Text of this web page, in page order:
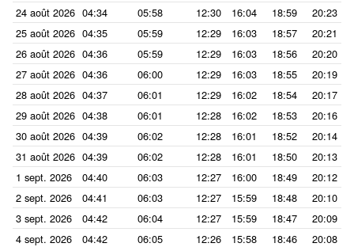
24 août 2026 04:34 05:58 12:30 16:04 18:59
20:23
25 août 2026 04:35 05:59 12:29 16:03 18:57
20:21
26 août 2026 04:36 05:59 12:29 16:03 18:56
20:20
27 août 2026 04:36 06:00 12:29 16:03 18:55
20:19
28 août 2026 04:37 06:01 12:29 16:02 18:54
20:17
29 août 2026 04:38 06:01 12:28 16:02 18:53
20:16
30 août 2026 04:39 06:02 12:28 16:01 18:52
20:14
31 août 2026 04:39 06:02 12:28 16:01 18:50
20:13
1 sept. 2026
04:40 06:03 12:27 16:00 18:49
20:12
2 sept. 2026
04:41 06:03 12:27 15:59 18:48
20:10
3 sept. 2026
04:42 06:04 12:27 15:59 18:47
20:09
4 sept. 2026
04:42 06:05 12:26 15:58 18:46
20:08